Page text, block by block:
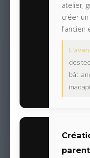
atelier,
créer
l'ancien
des
bâti